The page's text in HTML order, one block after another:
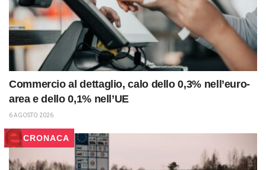
Commercio al dettaglio, calo dello 0,3% nell’euro-
area e dello 0,1% nell’UE
6 AGOSTO 2026
CRONACA